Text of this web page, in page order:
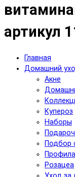
артикул
Главная
Домашний
Акне
Купероз
Наборы
Подбор
Розацеа